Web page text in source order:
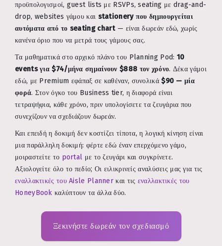
προϋπολογισμοί, guest lists με RSVPs, seating με drag-and-
drop, websites γάμου και stationery που δημιουργείται
αυτόματα από το seating chart— είναι δωρεάν εδώ, χωρίς
κανένα όριο που να μετρά τους γάμους σας.
Τα μαθηματικά στο αρχικό πλάνο του Planning Pod: 10
events για $74/μήνα σημαίνουν $888 τον χρόνο. Δέκα γάμοι
εδώ, με Premium εφάπαξ σε καθέναν, συνολικά$90 — μία
φορά. Στον όγκο του Business tier, η διαφορά είναι
τετραψήφια, κάθε χρόνο, πριν υπολογίσετε τα ζευγάρια που
συνεχίζουν να σχεδιάζουν δωρεάν.
Και επειδή η δοκιμή δεν κοστίζει τίποτα, η λογική κίνηση είναι
μια παράλληλη δοκιμή: φέρτε εδώ έναν επερχόμενο γάμο,
μοιραστείτε το portal με το ζευγάρι και συγκρίνετε.
Αξιολογείτε όλο το πεδίο; Οι ειλικρινείς αναλύσεις μας για τις
εναλλακτικές του Aisle Planner και τις εναλλακτικές του
HoneyBook καλύπτουν τα άλλα δύο.
Ξεκινήστε δωρεάν τον σχεδιασμό